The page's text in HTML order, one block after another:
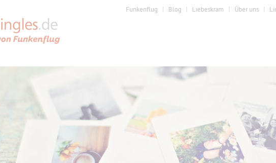
Funkenflug Blog Liebeskram Über uns